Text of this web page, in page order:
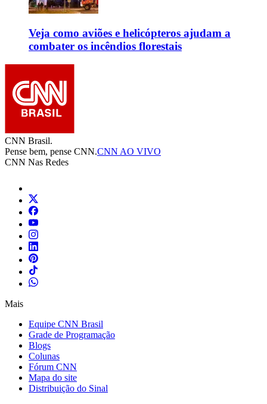
Veja como aviões e helicópteros ajudam a
combater os incêndios florestais
CNN Brasil.
Pense bem, pense CNN.CNN AO VIVO
CNN Nas Redes
Mais
Equipe CNN Brasil
Grade de Programação
Blogs
Colunas
Fórum CNN
Mapa do site
Distribuição do Sinal